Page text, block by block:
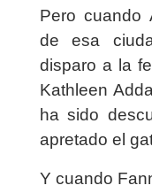
Pero cuando
de esa
disparo a la
Kathleen
ha sido
apretado el
Y cuando